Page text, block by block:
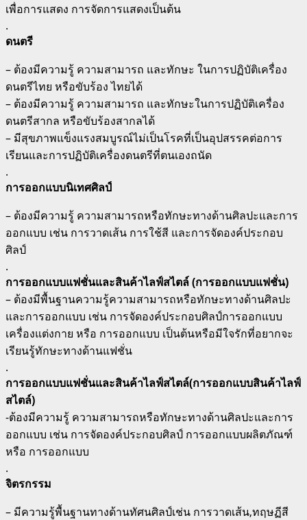
เพื่อการแสดง การจัดการแสดงเป็นต้น
.
ดนตรี
– ต้องมีความรู้ ความสามารถ และทักษะ ในการปฏิบัติเครื่อง
ดนตรีไทย หรือขับร้อง ไทยได้
– ต้องมีความรู้ ความสามารถ และทักษะในการปฏิบัติเครื่อง
ดนตรีสากล หรือขับร้องสากลได้
– มีสุขภาพแข็งแรงสมบูรณ์ไม่เป็นโรคที่เป็นอุปสรรคต่อการ
เรียนและการปฏิบัติเครื่องดนตรีที่ตนเองถนัด
.
การออกแบบนิเทศศิลป์
– ต้องมีความรู้ ความสามารถหรือทักษะทางด้านศิลปะและการ
ออกแบบ เช่น การวาดเส้น การใช้สี และการจัดองค์ประกอบ
ศิลป์
.
การออกแบบแฟชั่นและสินค้าไลฟ์สไตล์ (การออกแบบแฟชั่น)
– ต้องมีพื้นฐานความรู้ความสามารถหรือทักษะทางด้านศิลปะ
และการออกแบบ เช่น การจัดองค์ประกอบศิลป์การออกแบบ
เครื่องแต่งกาย หรือ การออกแบบ เป็นต้นหรือมีใจรักที่อยากจะ
เรียนรู้ทักษะทางด้านแฟชั่น
.
การออกแบบแฟชั่นและสินค้าไลฟ์สไตล์(การออกแบบสินค้าไลฟ์
สไตล์)
-ต้องมีความรู้ ความสามารถหรือทักษะทางด้านศิลปะและการ
ออกแบบ เช่น การจัดองค์ประกอบศิลป์ การออกแบบผลิตภัณฑ์
หรือ การออกแบบ
.
จิตรกรรม
– มีความรู้พื้นฐานทางด้านทัศนศิลป์เช่น การวาดเส้น,ทฤษฏีสี